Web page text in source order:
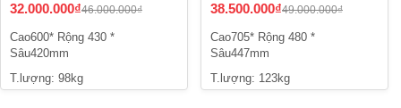
32.000.000₫46.000.000₫
Cao600* Rộng 430 *
Sâu420mm
T.lượng: 98kg
38.500.000₫49.000.000₫
Cao705* Rộng 480 *
Sâu447mm
T.lượng: 123kg